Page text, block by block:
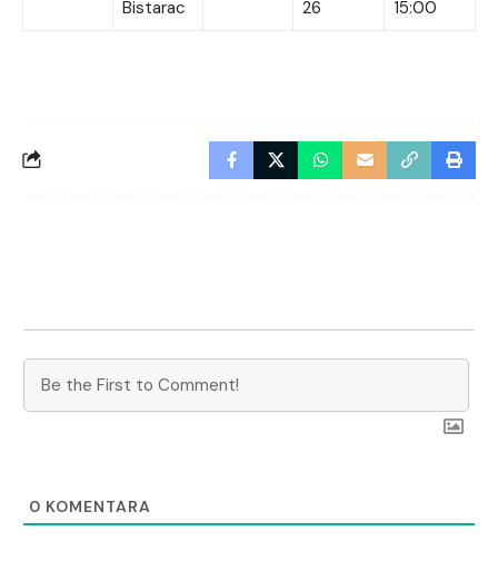
Bistarac
26
15:00
0 KOMENTARA